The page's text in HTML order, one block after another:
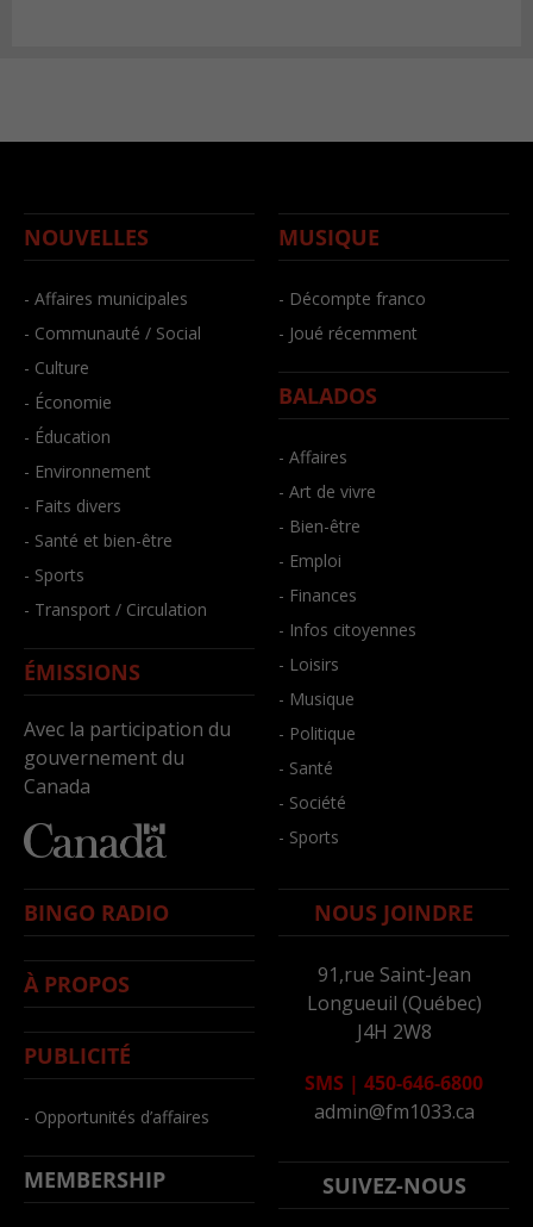
NOUVELLES
- Affaires municipales
- Communauté / Social
- Culture
- Économie
- Éducation
- Environnement
- Faits divers
- Santé et bien-être
- Sports
- Transport / Circulation
ÉMISSIONS
Avec la participation du
gouvernement du
Canada
MUSIQUE
- Décompte franco
- Joué récemment
BALADOS
- Affaires
- Art de vivre
- Bien-être
- Emploi
- Finances
- Infos citoyennes
- Loisirs
- Musique
- Politique
- Santé
- Société
- Sports
BINGO RADIO
À PROPOS
PUBLICITÉ
- Opportunités d’affaires
MEMBERSHIP
NOUS JOINDRE
91,rue Saint-Jean
Longueuil (Québec)
J4H 2W8
SMS | 450-646-6800
admin@fm1033.ca
SUIVEZ-NOUS